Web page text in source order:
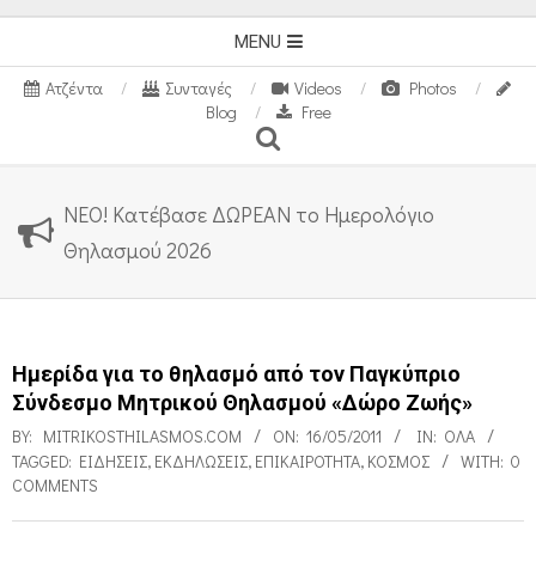
Navigation
Menu
MENU
Ατζέντα Συνταγές Videos
Photos
Blog
Free
Search
ΝΕΟ! Κατέβασε ΔΩΡΕΑΝ το Ημερολόγιο
Θηλασμού 2026
Ημερίδα για το θηλασμό από τον Παγκύπριο
Σύνδεσμο Μητρικού Θηλασμού «Δώρο Ζωής»
BY: MITRIKOSTHILASMOS.COM ON: 16/05/2011 IN: ΌΛΑ
TAGGED: ΕΙΔΉΣΕΙΣ, ΕΚΔΗΛΏΣΕΙΣ, ΕΠΙΚΑΙΡΌΤΗΤΑ, ΚΌΣΜΟΣ WITH: 0
COMMENTS